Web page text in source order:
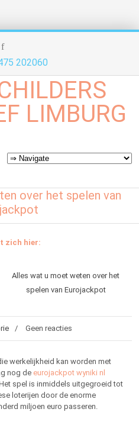
202060
over het spelen van
zich hier:
Alles wat u moet weten over het
spelen van Eurojackpot
Geen reacties
werkelijkheid kan worden met
nog de eurojackpot wyniki nl
spel is inmiddels uitgegroeid tot
loterijen door de enorme
miljoen euro passeren.